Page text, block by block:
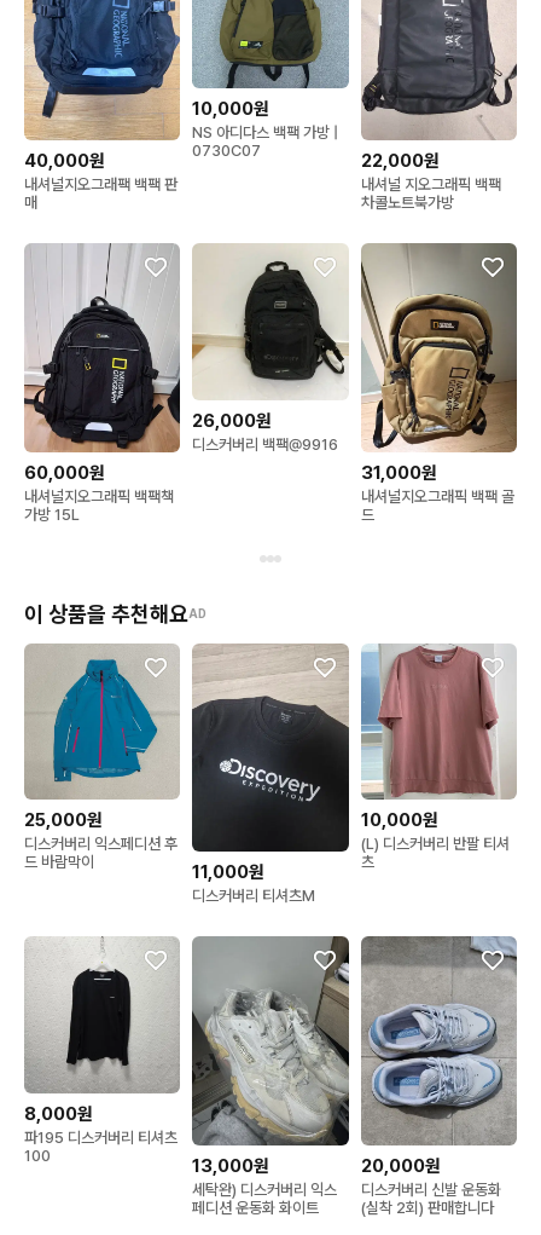
40,000원
내셔널지오그래팩 백팩 판
매
10,000원
NS 아디다스 백팩 가방 |
0730C07
22,000원
내셔널 지오그래픽 백팩
차콜노트북가방
60,000원
내셔널지오그래픽 백팩책
가방 15L
26,000원
디스커버리 백팩@9916
31,000원
내셔널지오그래픽 백팩 골
드
이 상품을 추천해요AD
25,000원
디스커버리 익스페디션 후
드 바람막이
11,000원
디스커버리 티셔츠M
10,000원
(L) 디스커버리 반팔 티셔
츠
8,000원
파195 디스커버리 티셔츠
100
13,000원
세탁완) 디스커버리 익스
페디션 운동화 화이트
20,000원
디스커버리 신발 운동화
(실착 2회) 판매합니다